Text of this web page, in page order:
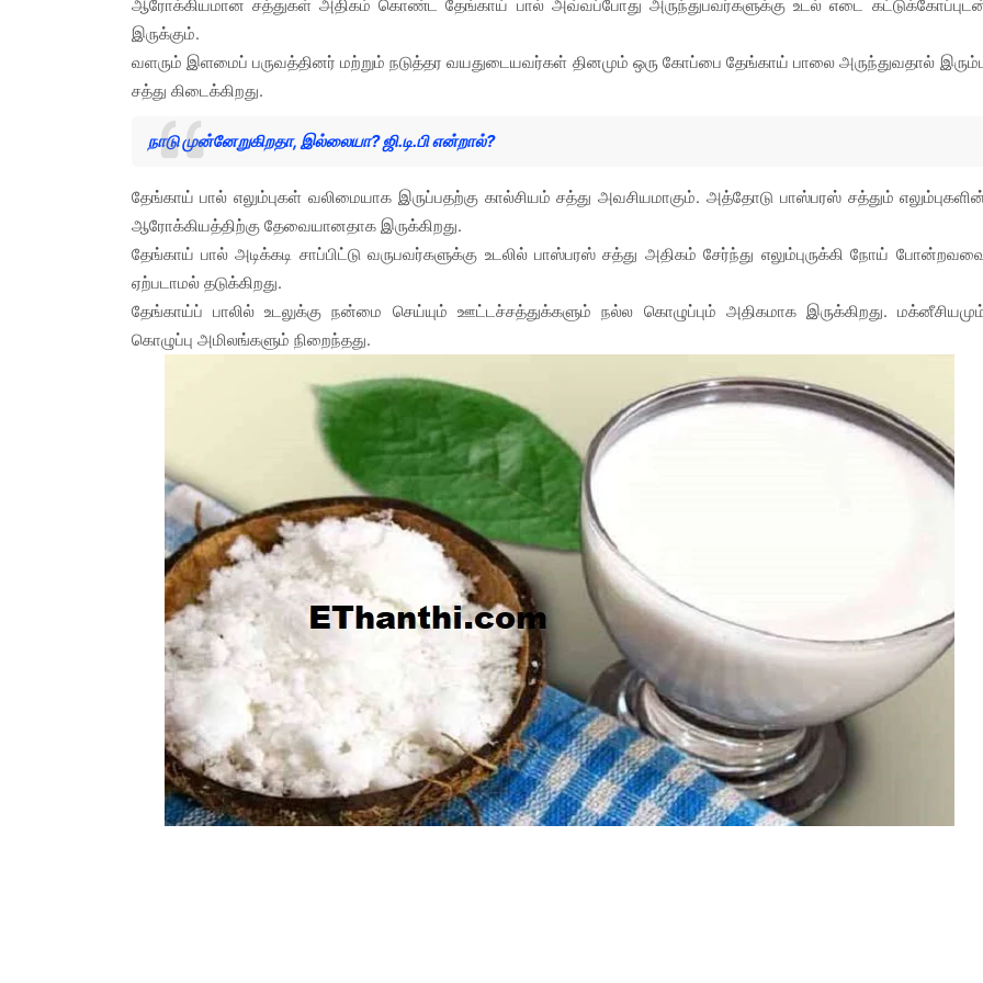
ஆரோக்கியமான சத்துகள் அதிகம் கொண்ட தேங்காய் பால் அவ்வப்போது அருந்துபவர்களுக்கு உடல் எடை
இருக்கும்.
வளரும் இளமைப் பருவத்தினர் மற்றும் நடுத்தர வயதுடையவர்கள் தினமும் ஒரு கோப்பை தேங்காய் பாலை அருந்துவதால்
சத்து கிடைக்கிறது.
நாடு முன்னேறுகிறதா, இல்லையா? ஜி.டி.பி என்றால்?
தேங்காய் பால் எலும்புகள் வலிமையாக இருப்பதற்கு கால்சியம் சத்து அவசியமாகும். அத்தோடு பாஸ்பரஸ் சத்தும்
ஆரோக்கியத்திற்கு தேவையானதாக இருக்கிறது.
தேங்காய் பால் அடிக்கடி சாப்பிட்டு வருபவர்களுக்கு உடலில் பாஸ்பரஸ் சத்து அதிகம் சேர்ந்து எலும்புருக்கி நோய்
ஏற்படாமல் தடுக்கிறது.
தேங்காய்ப் பாலில் உடலுக்கு நன்மை செய்யும் ஊட்டச்சத்துக்களும் நல்ல கொழுப்பும் அதிகமாக இருக்கிறது.
கொழுப்பு அமிலங்களும் நிறைந்தது.